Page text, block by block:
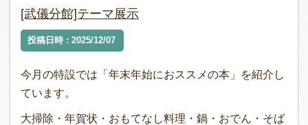
[武儀分館]テーマ展示
投稿日時 : 2025/12/07
今月の特設では「年末年始におススメの本」を紹介し
ています。
大掃除・年賀状・おもてなし料理・鍋・おでん・そば